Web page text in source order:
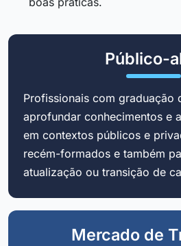
Público-
Profissionais com graduação
aprofundar conhecimentos e
em contextos públicos e
recém-formados e também
atualização ou transição de
Mercado de